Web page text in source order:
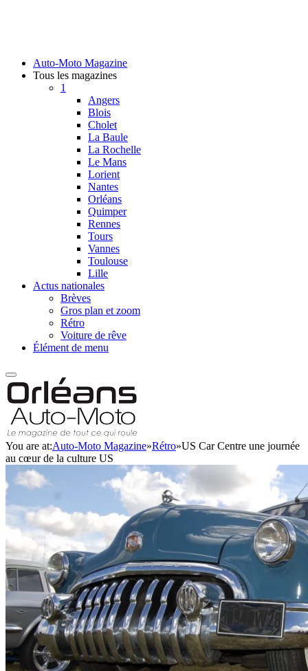
Auto-Moto Magazine
Tous les magazines
1
Angers
Blois
Cholet
La Baule
La Rochelle
Le Mans
Lorient
Nantes
Orléans
Quimper
Rennes
Tours
Vannes
Toulouse
Lille
Actus nationales
Brèves
Gros plan et zoom
Rétro
Voiture de rêve
Élément de menu
You are at:Auto-Moto Magazine»Rétro»US Car Centre une journée
au cœur de la culture US